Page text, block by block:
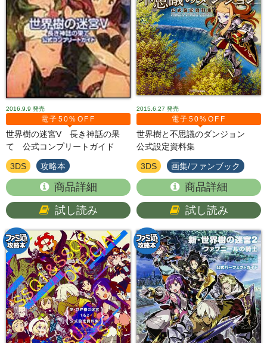
2016.9.9 発売
電子50%OFF
世界樹の迷宮V 長き神話の果
て 公式コンプリートガイド
3DS 攻略本
商品詳細
試し読み
2015.6.27 発売
電子50%OFF
世界樹と不思議のダンジョン
公式設定資料集
3DS 画集/ファンブック
商品詳細
試し読み